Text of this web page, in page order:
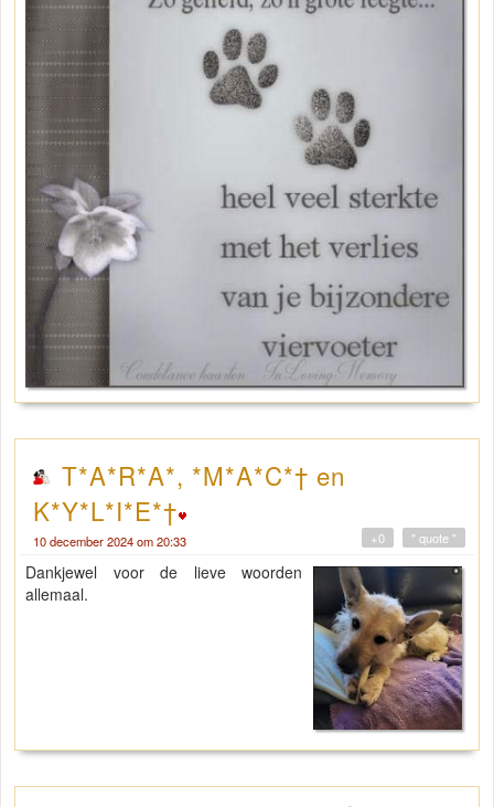
T*A*R*A*, *M*A*C*† en
K*Y*L*I*E*†
10 december 2024 om 20:33 " quote "
+0
Dankjewel voor de lieve woorden
allemaal.